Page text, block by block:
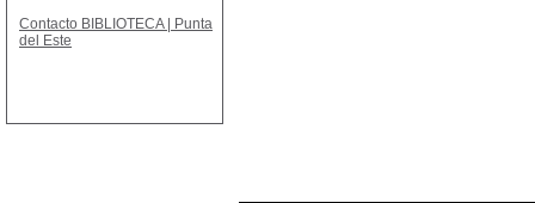
Contacto BIBLIOTECA | Punta
del Este